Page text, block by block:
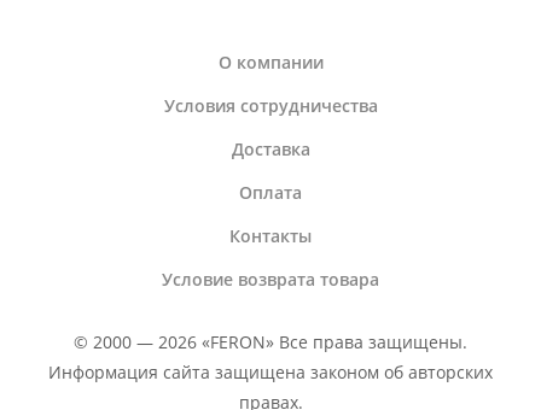
О компании
Условия сотрудничества
Доставка
Оплата
Контакты
Условие возврата товара
© 2000 — 2026 «FERON» Все права защищены.
Информация сайта защищена законом об авторских
правах.